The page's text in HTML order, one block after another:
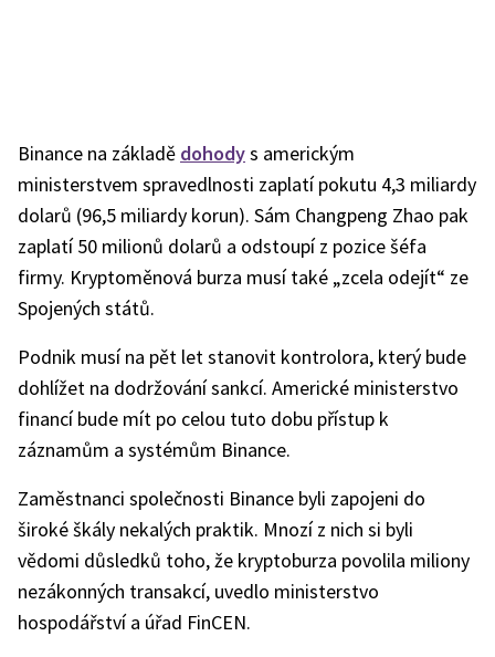
Binance na základě dohodys americkým
ministerstvem spravedlnosti zaplatí pokutu 4,3 miliardy
dolarů (96,5 miliardy korun). Sám Changpeng Zhao pak
zaplatí 50 milionů dolarů a odstoupí z pozice šéfa
firmy. Kryptoměnová burza musí také „zcela odejít“ ze
Spojených států.
Podnik musí na pět let stanovit kontrolora, který bude
dohlížet na dodržování sankcí. Americké ministerstvo
financí bude mít po celou tuto dobu přístup k
záznamům a systémům Binance.
Zaměstnanci společnosti Binance byli zapojeni do
široké škály nekalých praktik. Mnozí z nich si byli
vědomi důsledků toho, že kryptoburza povolila miliony
nezákonných transakcí, uvedlo ministerstvo
hospodářství a úřad FinCEN.